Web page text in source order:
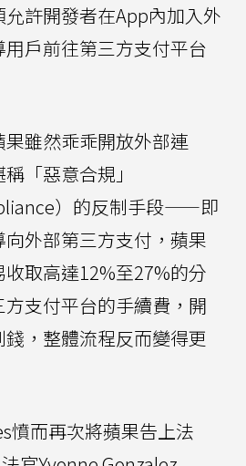
許開發者在App內加入外
戶前往第三方支付平台
雖然乖乖開放外部連
「惡意合規」
）的反制手段——即
外部第三方支付，蘋果
取高達12%至27%的分
支付平台的手續費，開
，整體流程反而變得更
憤而再次將蘋果告上法